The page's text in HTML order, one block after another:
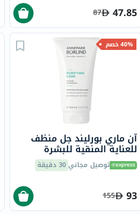
47.85
87
40% خصم
آن ماري بورليند جل منظف
للعناية المنقية للبشرة
المعرضة للبقع وحب الشباب،
150 مل توصيل مجاني30 دقيقة
93
155